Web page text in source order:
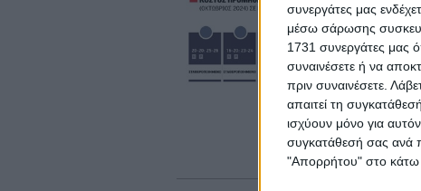
συνεργάτες μας
μέσω σάρωσης
1731 συνεργάτες μας
συναινέσετε ή να
πριν συναινέσετε.
απαιτεί τη
ισχύουν μόνο για
συγκατάθεσή σας ανά
"Απορρήτου" στο κάτω
για